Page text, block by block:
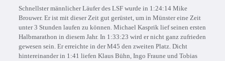
Schnellster männlicher Läufer des LSF wurde in 1:24:14 Mike
Brouwer. Er ist mit dieser Zeit gut gerüstet, um in Münster eine Zeit
unter 3 Stunden laufen zu können. Michael Kasprik lief seinen ersten
Halbmarathon in diesem Jahr. In 1:33:23 wird er nicht ganz zufrieden
gewesen sein. Er erreichte in der M45 den zweiten Platz. Dicht
hintereinander in 1:41 liefen Klaus Bühn, Ingo Fraune und Tobias